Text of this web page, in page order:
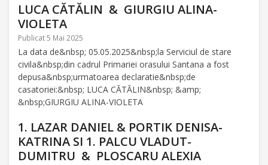
LUCA CĂTĂLIN & GIURGIU ALINA-
VIOLETA
Publicat 5 Mai 2025
La data de&nbsp; 05.05.2025&nbsp;la Serviciul de stare
civila&nbsp;din cadrul Primariei orasului Santana a fost
depusa&nbsp;urmatoarea declaratie&nbsp;de
casatoriei:&nbsp; LUCA CĂTĂLIN&nbsp; &amp;
&nbsp;GIURGIU ALINA-VIOLETA
1. LAZAR DANIEL & PORTIK DENISA-
KATRINA SI 1. PALCU VLADUT-
DUMITRU & PLOSCARU ALEXIA